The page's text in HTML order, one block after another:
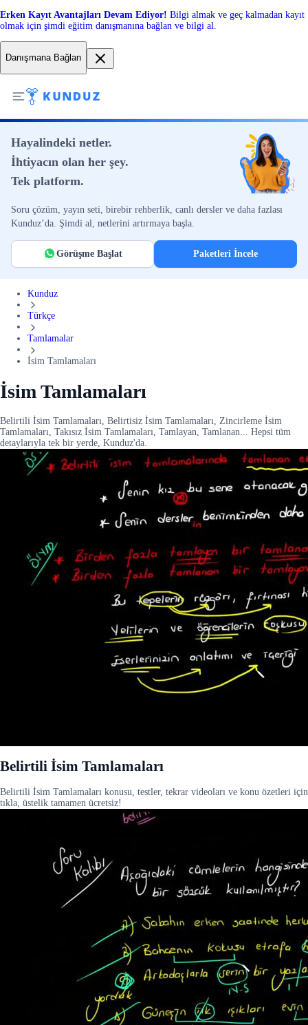
Erken Kayıt Avantajları Devam Ediyor! Bilgi almak ve geç kalmadan kayıt
olmak için şimdi eğitim danışmanına bağlan ve bilgi al.
Danışmana Bağlan
Hayalindeki netler.
İhtiyacın olan her şey.
Tek platform.
Soru çözüm, yayın seti, birebir rehberlik, canlı dersler ve daha fazlası
Kunduz’da. Şimdi al, netlerini artırmaya başla.
Görüşme Başlat Paketleri İncele
Kunduz
Türkçe
Tamlamalar
İsim Tamlamaları
İsim Tamlamaları
Belirtili İsim Tamlamaları, Belirtisiz İsim Tamlamaları, Zincirleme İsim
Tamlamaları, Takısız İsim Tamlamaları, Tamlayan, Tamlanan... Hepsi tüm
detaylarıyla tek bir yerde, Kunduz'da.
Belirtili İsim Tamlamaları
Belirtili İsim Tamlamaları konusu, testler, tekrar videoları ve konu özetleri için
tıkla, üstelik tamamen ücretsiz!